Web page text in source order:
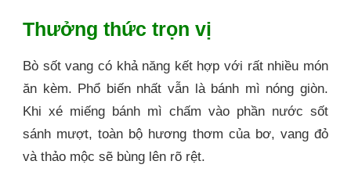
Thưởng thức trọn vị
Bò sốt vang có khả năng kết hợp với rất nhiều món
ăn kèm. Phổ biến nhất vẫn là bánh mì nóng giòn.
Khi xé miếng bánh mì chấm vào phần nước sốt
sánh mượt, toàn bộ hương thơm của bơ, vang đỏ
và thảo mộc sẽ bùng lên rõ rệt.